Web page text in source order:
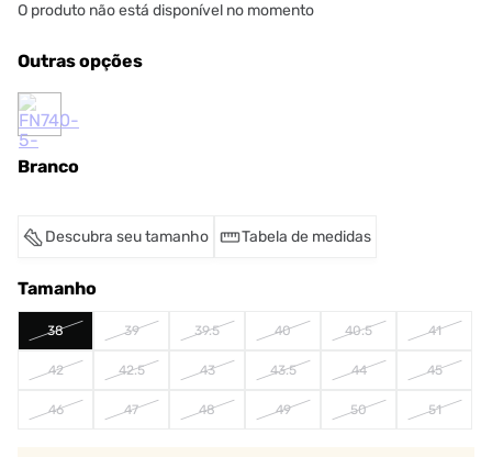
O produto não está disponível no momento
Outras opções
Branco
Descubra seu tamanho Tabela de medidas
Tamanho
38 39 39.5 40 40.5 41
42 42.5 43 43.5 44 45
46 47 48 49 50 51